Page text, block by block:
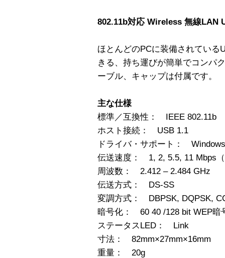
802.11b対応 Wireless 無線LAN
ほとんどのPCに装備されている
きる、持ち運びが簡単でコンパ
ーブル、キャップは付属です。
主な仕様
標準／互換性： IEEE 802.11b
ホスト接続： USB 1.1
ドライバ・サポート：
伝送速度： 1, 2, 5.5, 11 Mbps
周波数： 2.412 – 2.484 GHz
伝送方式： DS-SS
変調方式： DBPSK, DQPSK,
暗号化： 60 40 /128 bit WEP暗
ステータスLED： Link
寸法： 82mm×27mm×16mm
重量： 20g